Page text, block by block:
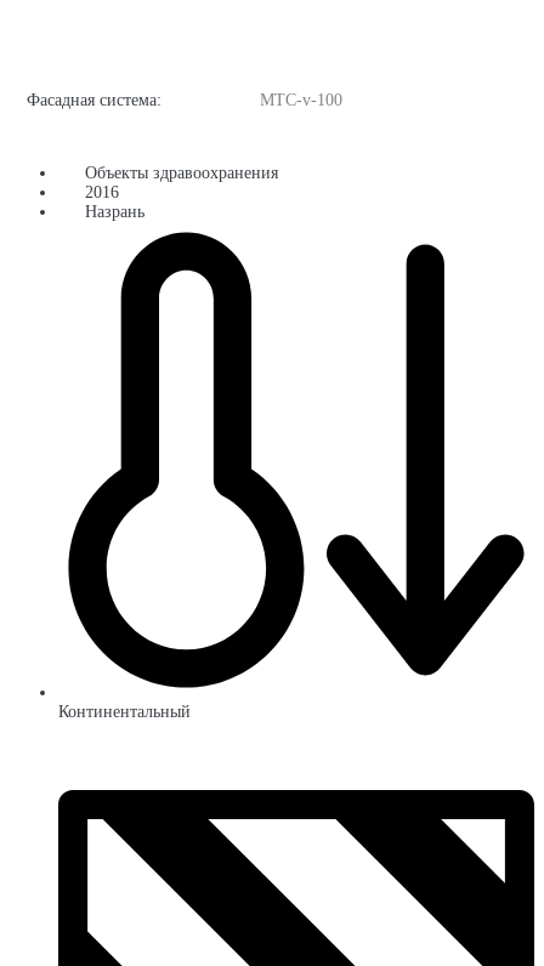
Фасадная система: MTC-v-100
Объекты здравоохранения
2016
Назрань
Континентальный